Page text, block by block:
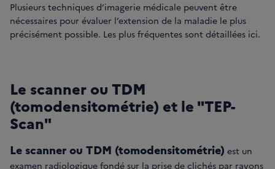
Plusieurs techniques d’imagerie médicale peuvent être
nécessaires pour évaluer l’extension de la maladie le plus
précisément possible. Les plus fréquentes sont détaillées ici.
Le scanner ou TDM
(tomodensitométrie) et le "TEP-
Scan"
Le scanner ou TDM (tomodensitométrie) est un
examen radiologique fondé sur la prise de clichés par rayons